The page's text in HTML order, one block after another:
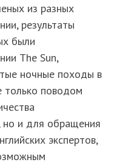
из разных
результаты
были
The Sun,
ночные походы в
только поводом
но и для обращения
экспертов,